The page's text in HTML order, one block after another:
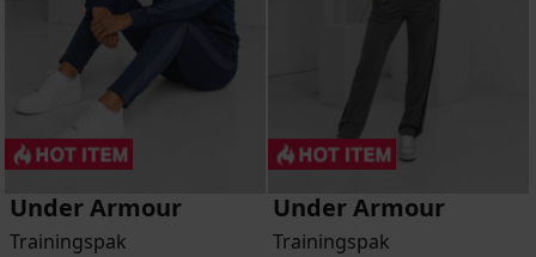
Under Armour
Trainingspak
Under Armour
Trainingspak